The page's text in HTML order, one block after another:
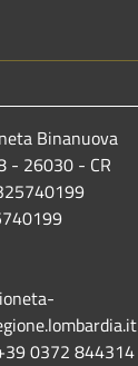
Binanuova
- 26030 - CR
0372 844314